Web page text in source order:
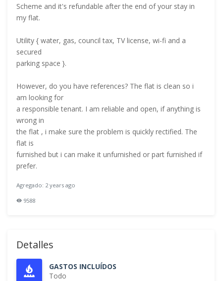
Scheme and it's refundable after the end of your stay in
my flat.
Utility { water, gas, council tax, TV license, wi-fi and a
secured
parking space }.
However, do you have references? The flat is clean so i
am looking for
a responsible tenant. I am reliable and open, if anything is
wrong in
the flat , i make sure the problem is quickly rectified. The
flat is
furnished but i can make it unfurnished or part furnished if
prefer.
Agregado: 2 years ago
9588
Detalles
GASTOS INCLUÍDOS
Todo